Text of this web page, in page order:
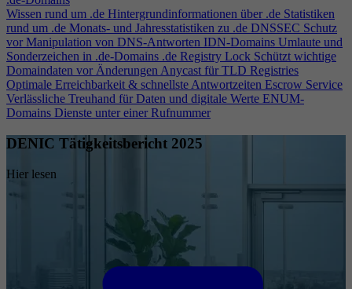
Wissen rund um .de Hintergrundinformationen über .de Statistiken
rund um .de Monats- und Jahresstatistiken zu .de DNSSEC Schutz
vor Manipulation von DNS-Antworten IDN-Domains Umlaute und
Sonderzeichen in .de-Domains .de Registry Lock Schützt wichtige
Domaindaten vor ÄnderungenAnycast für TLD Registries
Optimale Erreichbarkeit & schnellste Antwortzeiten Escrow Service
Verlässliche Treuhand für Daten und digitale Werte ENUM-
Domains Dienste unter einer Rufnummer
DENIC Tätigkeitsbericht 2025
Hier lesen